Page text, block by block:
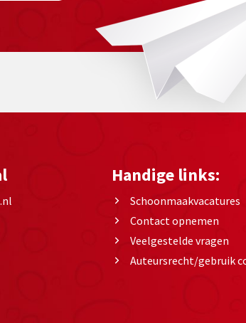
Handige links:
Schoonmaakvacatures
Contact opnemen
Veelgestelde vragen
Auteursrecht/gebruik